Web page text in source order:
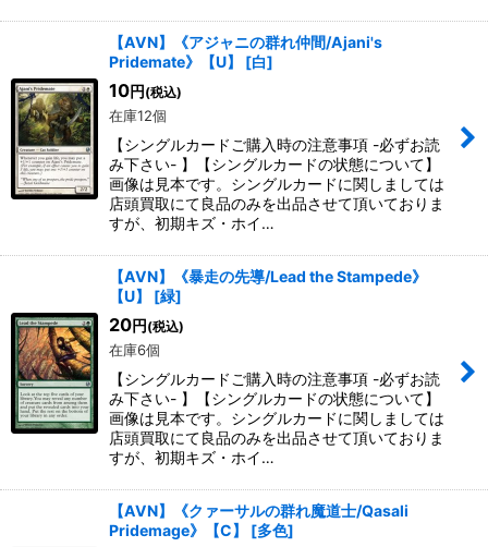
【AVN】《アジャニの群れ仲間/Ajani's
Pridemate》【U】
[白]
10円 (税込)
在庫12個
【シングルカードご購入時の注意事項 -必ずお読
み下さい- 】【シングルカードの状態について】
画像は見本です。シングルカードに関しましては
店頭買取にて良品のみを出品させて頂いておりま
すが、初期キズ・ホイ…
【AVN】《暴走の先導/Lead the Stampede》
【U】
[緑]
20円 (税込)
在庫6個
【シングルカードご購入時の注意事項 -必ずお読
み下さい- 】【シングルカードの状態について】
画像は見本です。シングルカードに関しましては
店頭買取にて良品のみを出品させて頂いておりま
すが、初期キズ・ホイ…
【AVN】《クァーサルの群れ魔道士/Qasali
Pridemage》【C】
[多色]